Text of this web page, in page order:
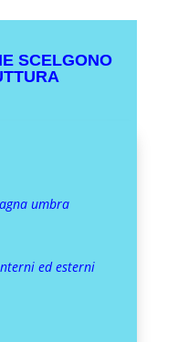
SCELGONO
umbra
ed esterni